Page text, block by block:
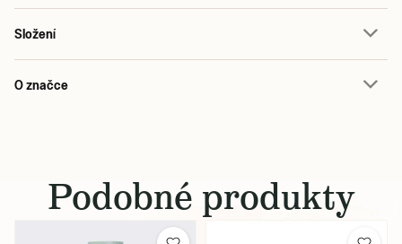
Složení
O značce
Podobné produkty